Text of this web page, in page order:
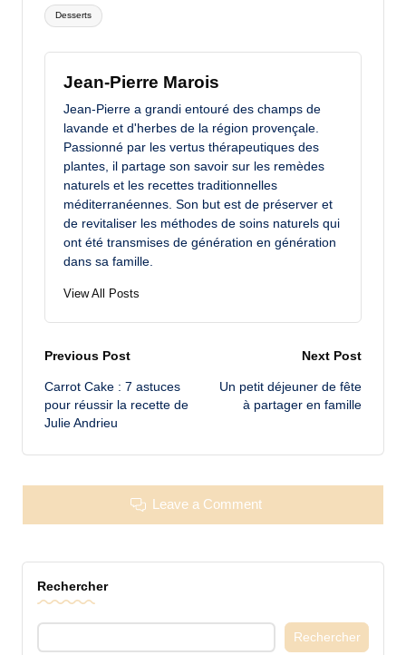
Tags:
Desserts
Jean-Pierre Marois
Jean-Pierre a grandi entouré des champs de
lavande et d'herbes de la région provençale.
Passionné par les vertus thérapeutiques des
plantes, il partage son savoir sur les remèdes
naturels et les recettes traditionnelles
méditerranéennes. Son but est de préserver et
de revitaliser les méthodes de soins naturels qui
ont été transmises de génération en génération
dans sa famille.
View All Posts
Post
navigation
Previous Post
Carrot Cake : 7 astuces
pour réussir la recette de
Julie Andrieu
Next Post
Un petit déjeuner de fête
à partager en famille
Leave a Comment
Rechercher
Rechercher